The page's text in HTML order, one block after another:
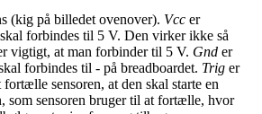
(kig på billedet ovenover). Vcc er
forbindes til 5 V. Den virker ikke så
vigtigt, at man forbinder til 5 V. Gnd er
forbindes til - på breadboardet. Trig er
sensoren, at den skal starte en
som sensoren bruger til at fortælle, hvor